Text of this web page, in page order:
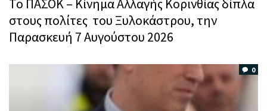
Το ΠΑΣΟΚ – Κίνημα Αλλαγής Κορινθίας δίπλα
στους πολίτες του Ξυλοκάστρου, την
Παρασκευή 7 Αυγούστου 2026
0